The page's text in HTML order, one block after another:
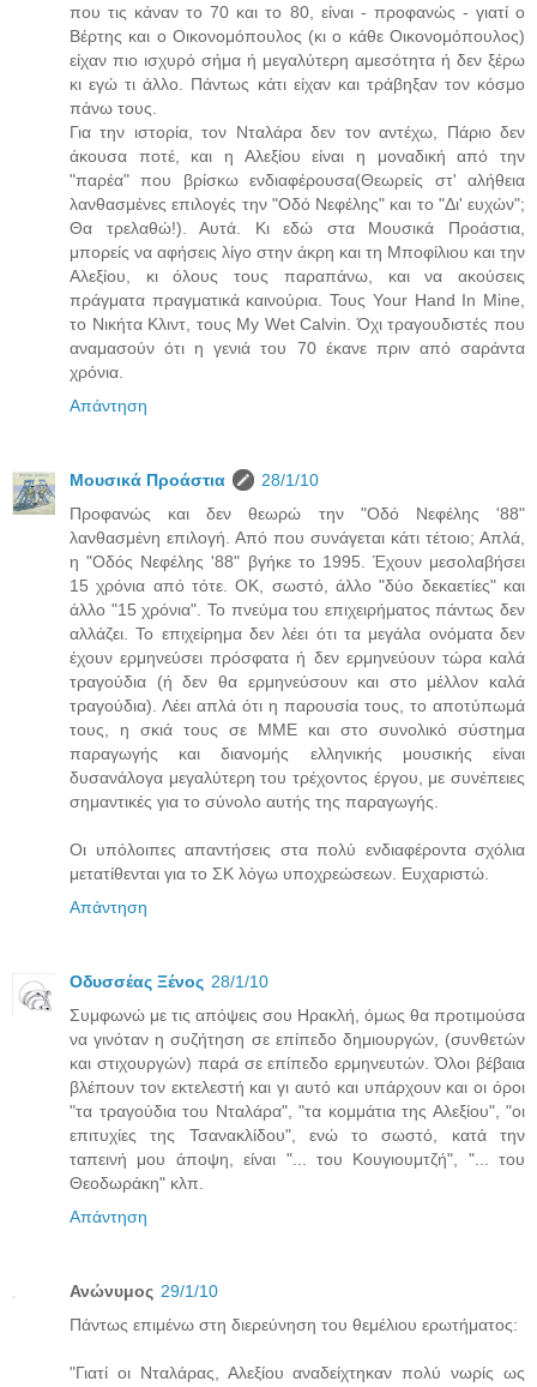
που τις κάναν το 70 και το 80, είναι - προφανώς - γιατί ο
Βέρτης και ο Οικονομόπουλος (κι ο κάθε Οικονομόπουλος)
είχαν πιο ισχυρό σήμα ή μεγαλύτερη αμεσότητα ή δεν ξέρω
κι εγώ τι άλλο. Πάντως κάτι είχαν και τράβηξαν τον κόσμο
πάνω τους.
Για την ιστορία, τον Νταλάρα δεν τον αντέχω, Πάριο δεν
άκουσα ποτέ, και η Αλεξίου είναι η μοναδική από την
"παρέα" που βρίσκω ενδιαφέρουσα(Θεωρείς στ' αλήθεια
λανθασμένες επιλογές την "Οδό Νεφέλης" και το "Δι' ευχών";
Θα τρελαθώ!). Αυτά. Κι εδώ στα Μουσικά Προάστια,
μπορείς να αφήσεις λίγο στην άκρη και τη Μποφίλιου και την
Αλεξίου, κι όλους τους παραπάνω, και να ακούσεις
πράγματα πραγματικά καινούρια. Τους Your Hand In Mine,
το Νικήτα Κλιντ, τους My Wet Calvin. Όχι τραγουδιστές που
αναμασούν ότι η γενιά του 70 έκανε πριν από σαράντα
χρόνια.
Απάντηση
Μουσικά Προάστια
28/1/10
Προφανώς και δεν θεωρώ την "Οδό Νεφέλης '88"
λανθασμένη επιλογή. Από που συνάγεται κάτι τέτοιο; Απλά,
η "Οδός Νεφέλης '88" βγήκε το 1995. Έχουν μεσολαβήσει
15 χρόνια από τότε. ΟΚ, σωστό, άλλο "δύο δεκαετίες" και
άλλο "15 χρόνια". Το πνεύμα του επιχειρήματος πάντως δεν
αλλάζει. Το επιχείρημα δεν λέει ότι τα μεγάλα ονόματα δεν
έχουν ερμηνεύσει πρόσφατα ή δεν ερμηνεύουν τώρα καλά
τραγούδια (ή δεν θα ερμηνεύσουν και στο μέλλον καλά
τραγούδια). Λέει απλά ότι η παρουσία τους, το αποτύπωμά
τους, η σκιά τους σε ΜΜΕ και στο συνολικό σύστημα
παραγωγής και διανομής ελληνικής μουσικής είναι
δυσανάλογα μεγαλύτερη του τρέχοντος έργου, με συνέπειες
σημαντικές για το σύνολο αυτής της παραγωγής.
Οι υπόλοιπες απαντήσεις στα πολύ ενδιαφέροντα σχόλια
μετατίθενται για το ΣΚ λόγω υποχρεώσεων. Ευχαριστώ.
Απάντηση
Οδυσσέας Ξένος 28/1/10
Συμφωνώ με τις απόψεις σου Ηρακλή, όμως θα προτιμούσα
να γινόταν η συζήτηση σε επίπεδο δημιουργών, (συνθετών
και στιχουργών) παρά σε επίπεδο ερμηνευτών. Όλοι βέβαια
βλέπουν τον εκτελεστή και γι αυτό και υπάρχουν και οι όροι
"τα τραγούδια του Νταλάρα", "τα κομμάτια της Αλεξίου", "οι
επιτυχίες της Τσανακλίδου", ενώ το σωστό, κατά την
ταπεινή μου άποψη, είναι "... του Κουγιουμτζή", "... του
Θεοδωράκη" κλπ.
Απάντηση
Ανώνυμος 29/1/10
Πάντως επιμένω στη διερεύνηση του θεμέλιου ερωτήματος:
"Γιατί οι Νταλάρας, Αλεξίου αναδείχτηκαν πολύ νωρίς ως